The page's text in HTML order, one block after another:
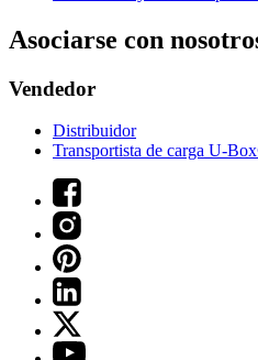
Asociarse con
Vendedor
Distribuidor
Transportista de carga U-